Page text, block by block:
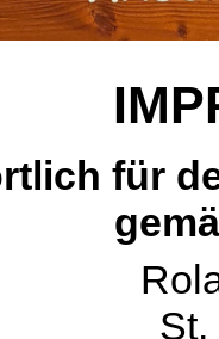
für
St.